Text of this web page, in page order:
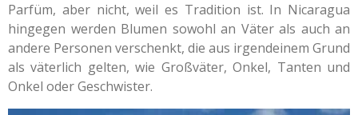
Parfüm, aber nicht, weil es Tradition ist. In Nicaragua
hingegen werden Blumen sowohl an Väter als auch an
andere Personen verschenkt, die aus irgendeinem Grund
als väterlich gelten, wie Großväter, Onkel, Tanten und
Onkel oder Geschwister.